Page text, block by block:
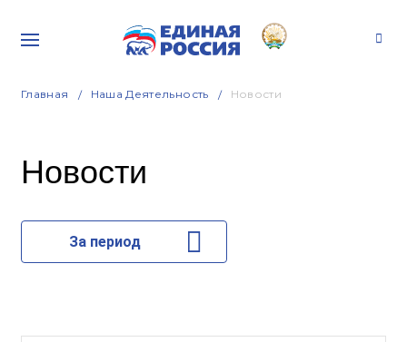
Главная Наша Деятельность Новости
Новости
За период